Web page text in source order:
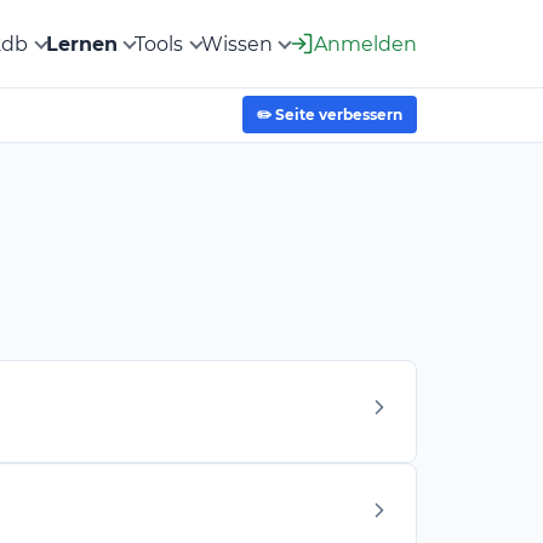
Lernen Tools Wissen Anmelden
✏️ Seite verbessern